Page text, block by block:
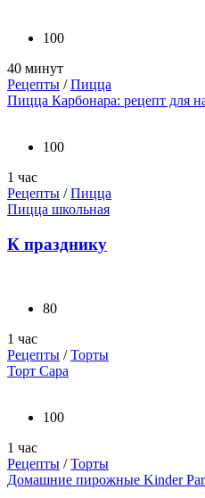
100
40 минут
Рецепты /Пицца
Пицца Карбонара: рецепт для
100
1 час
Рецепты /Пицца
Пицца школьная
К празднику
80
1 час
Рецепты /Торты
Торт Сара
100
1 час
Рецепты /Торты
Домашние пирожные Kinder